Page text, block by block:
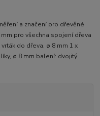
a značení pro dřevěné
pro všechna spojení dřeva
do dřeva, ø 8 mm 1 x
ø 8 mm balení: dvojitý